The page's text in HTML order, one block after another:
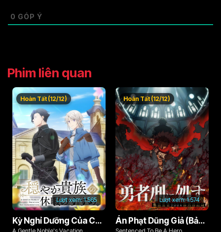
0 GÓP Ý
Phim liên quan
Lượt xem:1.565
Hoàn Tất (12/12)
Kỳ Nghỉ Dưỡng Của Chàng Quý Tộc Ôn Hòa (Odayaka Kizoku no Kyuuka no Susume)
Lượt xem:1.574
Hoàn Tất (12/12)
Án Phạt Dũng Giả (Bản Án Anh Hùng)